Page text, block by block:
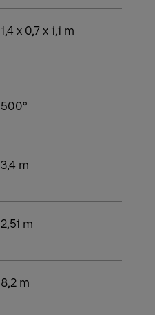
1,4 x 0,7 x 1,1 m
500°
3,4 m
2,51 m
8,2 m